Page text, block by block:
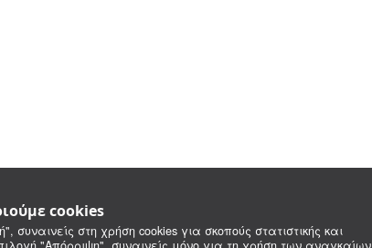
cookies
συναινείς στη χρήση cookies για σκοπούς στατιστικής και